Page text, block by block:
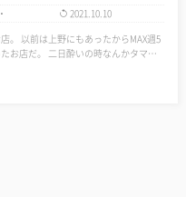
2021.10.10
。 以前は上野にもあったからMAX週5
時なんかタマネ